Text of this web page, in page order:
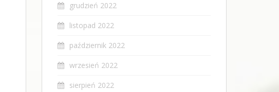
grudzień 2022
listopad 2022
październik 2022
wrzesień 2022
sierpień 2022